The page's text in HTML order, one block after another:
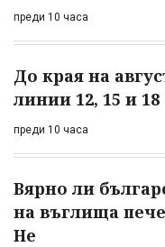
преди 10 часа
До края на
линии 12, 15 и 18
преди 10 часа
Вярно ли
на въглища
Не